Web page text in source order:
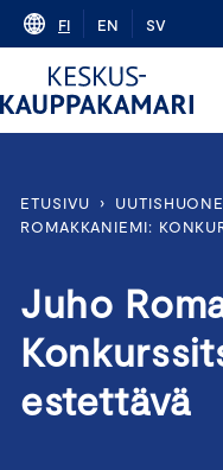
Skip
content
FI EN SV
ETUSIVU › UUTISHUONE
ROMAKKANIEMI:
Juho
estettävä